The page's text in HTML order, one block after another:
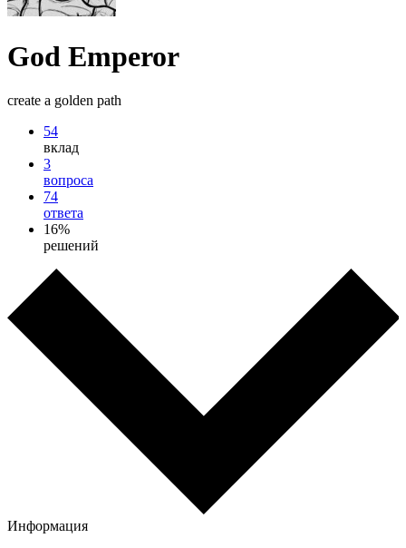
God Emperor
create a golden path
54
вклад
3
вопроса
74
ответа
16%
решений
Информация